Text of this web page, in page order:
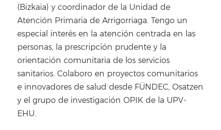
(Bizkaia) y coordinador de la Unidad de
Atención Primaria de Arrigorriaga. Tengo un
especial interés en la atención centrada en las
personas, la prescripción prudente y la
orientación comunitaria de los servicios
sanitarios. Colaboro en proyectos comunitarios
e innovadores de salud desde FÜNDEC, Osatzen
y el grupo de investigación OPIK de la UPV-
EHU.